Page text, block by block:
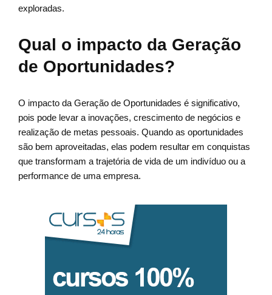
exploradas.
Qual o impacto da Geração
de Oportunidades?
O impacto da Geração de Oportunidades é significativo,
pois pode levar a inovações, crescimento de negócios e
realização de metas pessoais. Quando as oportunidades
são bem aproveitadas, elas podem resultar em conquistas
que transformam a trajetória de vida de um indivíduo ou a
performance de uma empresa.